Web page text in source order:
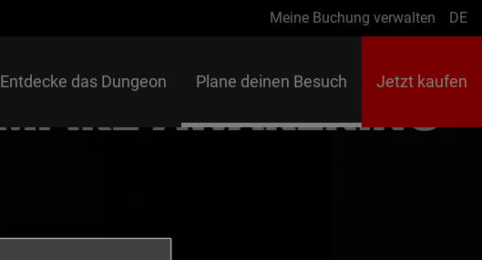
Meine Buchung verwalten DE
Entdecke das Dungeon Plane deinen Besuch Jetzt kaufen